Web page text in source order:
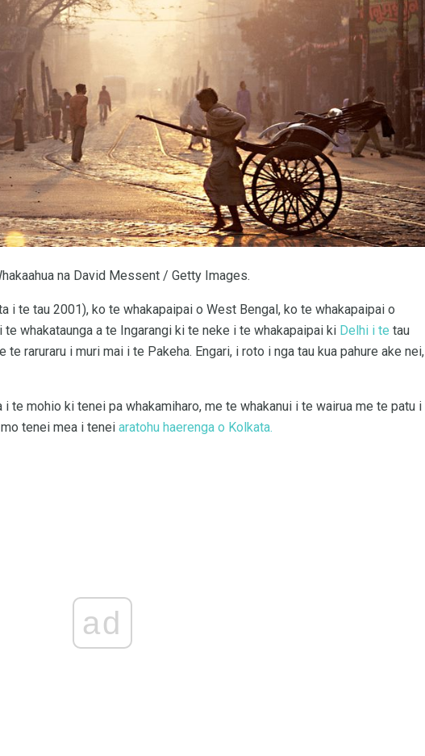
na David Messent / Getty Images.
i te tau 2001), ko te whakapaipai o West Bengal, ko te whakapaipai o
whakataunga a te Ingarangi ki te neke i te whakapaipai ki Delhi i te tau
te raruraru i muri mai i te Pakeha. Engari, i roto i nga tau kua pahure ake nei,
te mohio ki tenei pa whakamiharo, me te whakanui i te wairua me te patu i
tenei mea i tenei aratohu haerenga o Kolkata.
ad